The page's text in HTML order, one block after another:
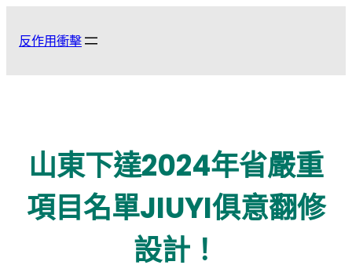
反作用衝擊
山東下達2024年省嚴重
項目名單JIUYI俱意翻修
設計！